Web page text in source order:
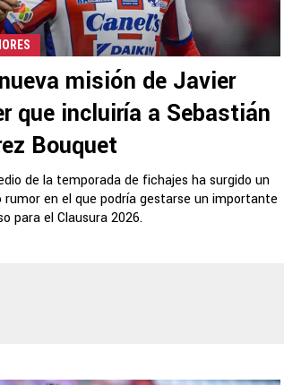
misión de Javier
que incluiría a Sebastián
Bouquet
de la temporada de fichajes ha surgido un
rumor en el que podría gestarse un importante
para el Clausura 2026.